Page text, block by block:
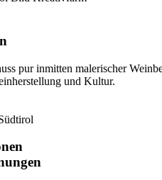
pur inmitten malerischer
und Kultur.